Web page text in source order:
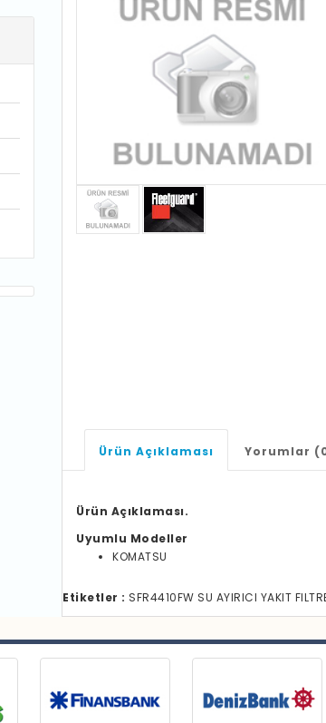
Ürün Açıklaması Yorumlar
Ürün Açıklaması.
Uyumlu Modeller
KOMATSU
Etiketler : SFR4410FW SU AYIRICI YAKIT